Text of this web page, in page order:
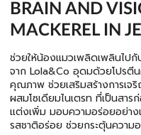
BRAIN AND
MACKEREL IN
ช่วยให้น้องแมวเพลิดเพลินไป
จาก Lola&Co อุดมด้วยโปร
คุณภาพ ช่วยเสริมสร้างการเจ
ผสมโซเดียมไนเตรท ที่เป็นสาร
แต่งเพิ่ม มอบความอร่อยอย่า
รสชาติอร่อย ช่วยกระตุ้นความ